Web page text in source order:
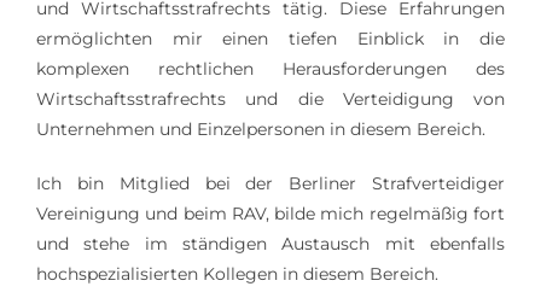
und Wirtschaftsstrafrechts tätig. Diese Erfahrungen
ermöglichten mir einen tiefen Einblick in die
komplexen rechtlichen Herausforderungen des
Wirtschaftsstrafrechts und die Verteidigung von
Unternehmen und Einzelpersonen in diesem Bereich.
Ich bin Mitglied bei der Berliner Strafverteidiger
Vereinigung und beim RAV, bilde mich regelmäßig fort
und stehe im ständigen Austausch mit ebenfalls
hochspezialisierten Kollegen in diesem Bereich.